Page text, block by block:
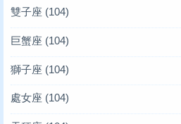
雙子座 (104)
巨蟹座 (104)
獅子座 (104)
處女座 (104)